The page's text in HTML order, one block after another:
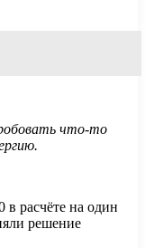
что-то
в расчёте на один
решение